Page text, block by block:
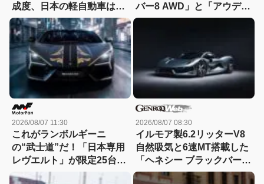
成度、日本の軽自動車は大
丈夫か？
バー8 AWD」と「アウディ
A5 eハイブリッド」を比較
2026/08/07 11:30
これがランボルギーニ
の“武士道”だ！「日本専用
レヴエルト」が限定25台で
誕生!! その理由とは……？
2026/08/07 08:30
イルモア製6.2リッターV8
自然吸気と6速MT搭載した
「ヘネシー ブラックバー
ド」がデビュー【動画】